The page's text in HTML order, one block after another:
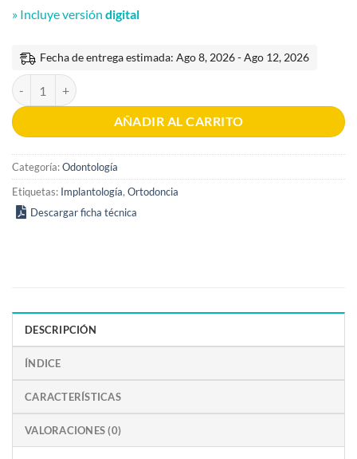
original
$150.00.$142.50.
» Incluye versión digital
Fecha de entrega estimada: Ago 8, 2026 - Ago 12, 2026
Dispositivos de anclaje temporal en ortodoncia 2a edición cantidad
AÑADIR AL CARRITO
Categoría:Odontología
Etiquetas: Implantología, Ortodoncia
Descargar ficha técnica
DESCRIPCIÓN
ÍNDICE
CARACTERÍSTICAS
VALORACIONES (0)